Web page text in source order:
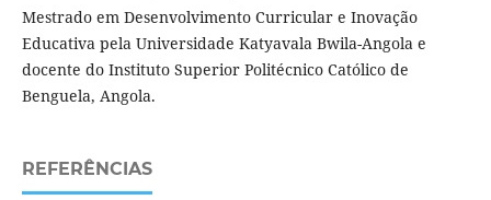
Mestrado em Desenvolvimento Curricular e Inovação
Educativa pela Universidade Katyavala Bwila-Angola e
docente do Instituto Superior Politécnico Católico de
Benguela, Angola.
REFERÊNCIAS